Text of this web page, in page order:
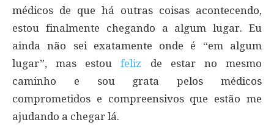
médicos de que há outras coisas acontecendo,
estou finalmente chegando a algum lugar. Eu
ainda não sei exatamente onde é “em algum
lugar”, mas estoufeliz de estar no mesmo
caminho e sou grata pelos médicos
comprometidos e compreensivos que estão me
ajudando a chegar lá.